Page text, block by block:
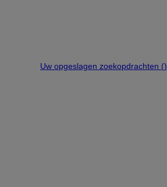
Uw opgeslagen zoekopdrachten ()